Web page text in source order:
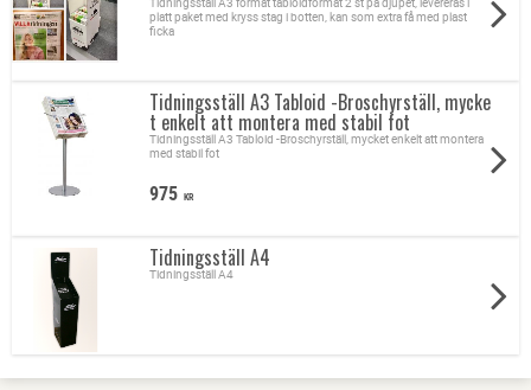
Tidningsställ A3 format tabloidformat 2 st på djupet, levereras i
platt paket med kryss stag i botten, kan som extra få med plast
ficka
Tidningsställ A3 Tabloid -Broschyrställ, mycke
t enkelt att montera med stabil fot
Tidningsställ A3 Tabloid -Broschyrställ, mycket enkelt att montera
med stabil fot
975 KR
Tidningsställ A4
Tidningsställ A4